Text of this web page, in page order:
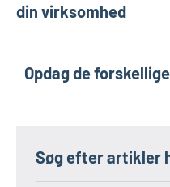
din virksomhed
Opdag de
Søg efter artikler